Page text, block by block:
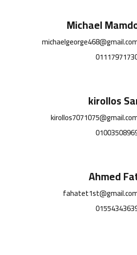
Michael
kirollos
Ahmed